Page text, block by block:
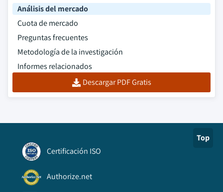
Análisis del mercado
Cuota de mercado
Preguntas frecuentes
Metodología de la investigación
Informes relacionados
Descargar PDF Gratis
Top
Certificación ISO
Authorize.net